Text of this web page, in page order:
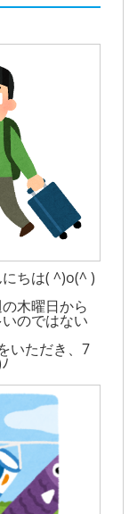
ちは( ^)o(^ )
木曜日から
のではない
いただき、7